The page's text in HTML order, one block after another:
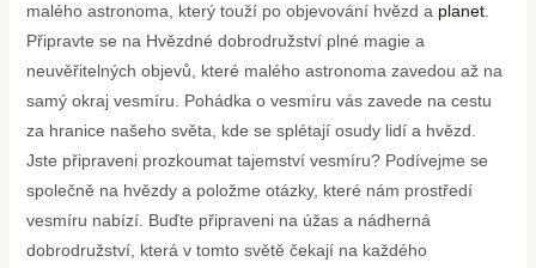
malého astronoma, který touží po objevování hvězd a planet.
Připravte se na Hvězdné dobrodružství plné magie a
neuvěřitelných objevů, které malého astronoma zavedou až na
samý okraj vesmíru. Pohádka o vesmíru vás zavede na cestu
za hranice našeho světa, kde se splétají osudy lidí a hvězd.
Jste připraveni prozkoumat tajemství vesmíru? Podívejme se
společně na hvězdy a položme otázky, které nám prostředí
vesmíru nabízí. Buďte připraveni na úžas a nádherná
dobrodružství, která v tomto světě čekají na každého